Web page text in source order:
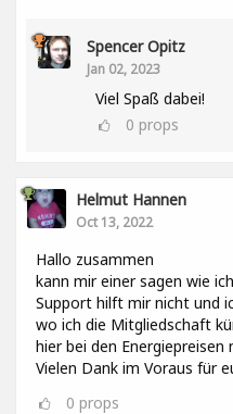
Spencer Opitz
Jan 02, 2023
Viel Spaß dabei!
0 props
Helmut Hannen
Oct 13, 2022
Hallo zusammen
kann mir einer sagen wie
Support hilft mir nicht und
wo ich die Mitgliedschaft
hier bei den Energiepreisen
Vielen Dank im Voraus für
0 props